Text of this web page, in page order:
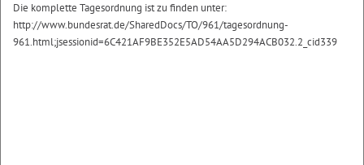
Die komplette Tagesordnung ist zu finden unter:
http://www.bundesrat.de/SharedDocs/TO/961/tagesordnung-
961.html;jsessionid=6C421AF9BE352E5AD54AA5D294ACB032.2_cid339